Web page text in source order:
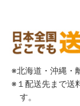
北海道・沖縄・
１配送先まで送
す。